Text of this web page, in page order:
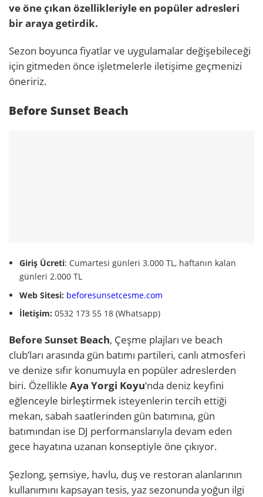
ve öne çıkan özellikleriyle en popüler adresleri
bir araya getirdik.
Sezon boyunca fiyatlar ve uygulamalar değişebileceği
için gitmeden önce işletmelerle iletişime geçmenizi
öneririz.
Before Sunset Beach
Giriş Ücreti: Cumartesi günleri 3.000 TL, haftanın kalan
günleri 2.000 TL
Web Sitesi: beforesunsetcesme.com
İletişim: ‭0532 173 55 18 (Whatsapp)
Before Sunset Beach, Çeşme plajları ve beach
club’ları arasında gün batımı partileri, canlı atmosferi
ve denize sıfır konumuyla en popüler adreslerden
biri. Özellikle Aya Yorgi Koyu‘nda deniz keyfini
eğlenceyle birleştirmek isteyenlerin tercih ettiği
mekan, sabah saatlerinden gün batımına, gün
batımından ise DJ performanslarıyla devam eden
gece hayatına uzanan konseptiyle öne çıkıyor.
Şezlong, şemsiye, havlu, duş ve restoran alanlarının
kullanımını kapsayan tesis, yaz sezonunda yoğun ilgi